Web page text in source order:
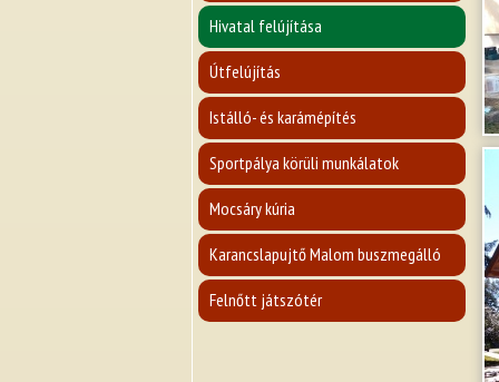
Hivatal felújítása
Útfelújítás
Istálló- és karámépítés
Sportpálya körüli munkálatok
Mocsáry kúria
Karancslapujtő Malom buszmegálló
Felnőtt játszótér